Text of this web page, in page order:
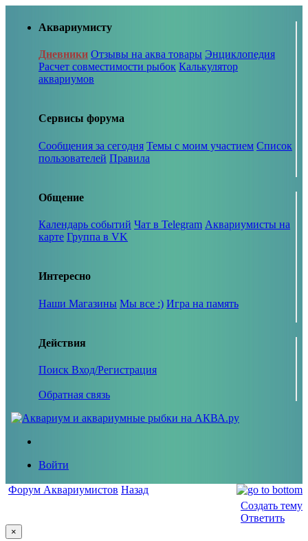
Аквариумисту
Дневники Отзывы на аква товары Энциклопедия
Расчет совместимости рыбок Калькулятор
аквариумов
Сервисы форума
Сообщения за сегодня Темы с моим участием Список
пользователей Правила
Общение
Календарь событий Чат в Telegram Аквариумисты на
карте Группа в VK
Интересно
Наши Магазины Мы все :) Игра на память
Действия
Поиск Вход/Регистрация
Обратная связь
Войти
Форум Аквариумистов Назад
Создать тему
Ответить
×